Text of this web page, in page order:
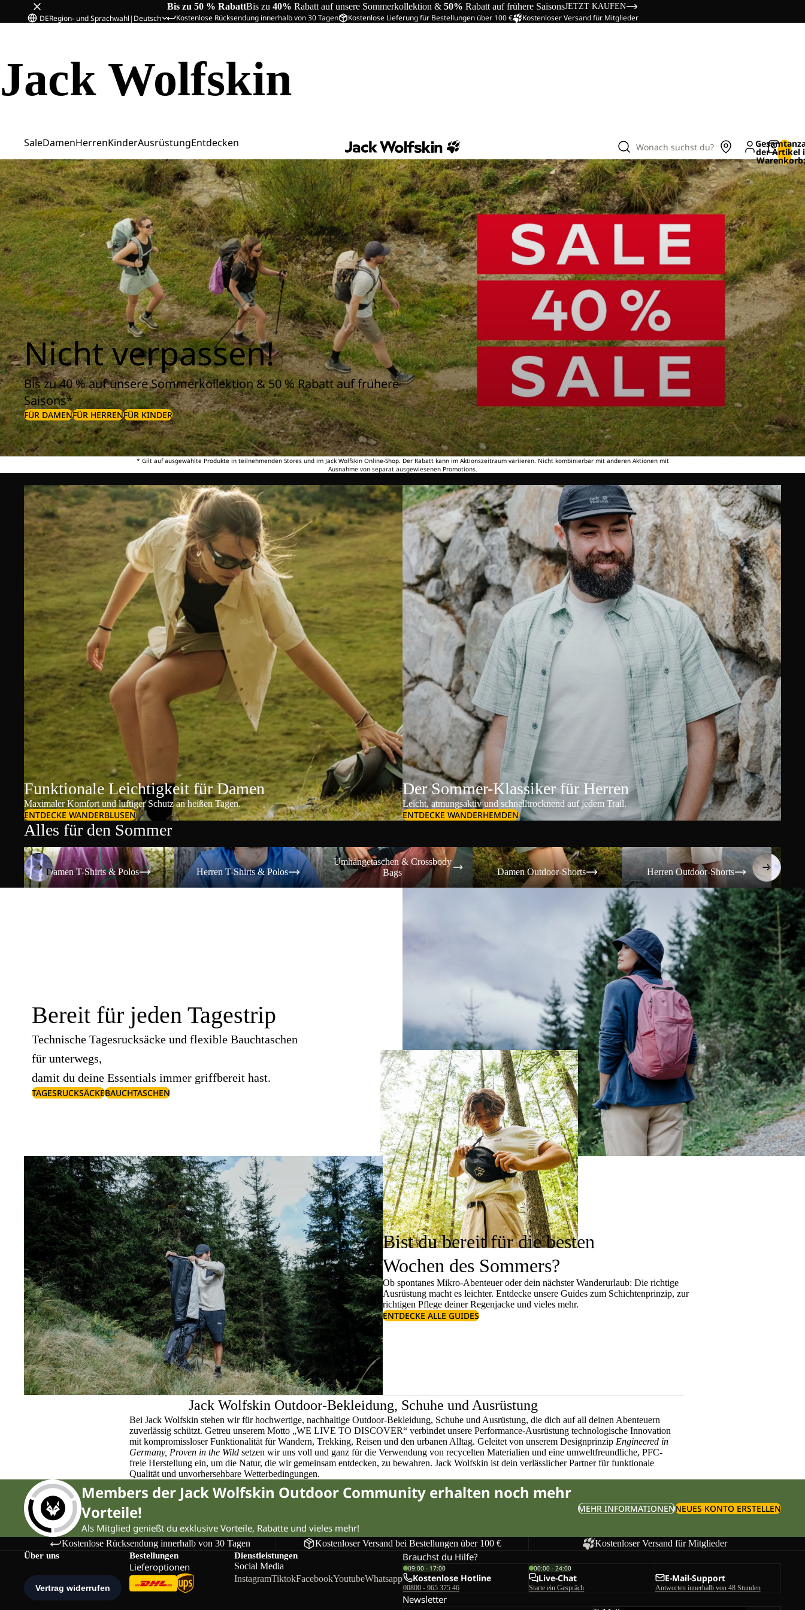
Bis zu 50 % RabattBis zu 40% Rabatt auf unsere Sommerkollektion & 50% Rabatt auf frühere SaisonsJETZT KAUFEN
Kostenlose Rücksendung innerhalb von 30 Tagen Kostenlose Lieferung für Bestellungen über 100 € Kostenloser Versand für Mitglieder
DERegion- und Sprachwahl| Deutsch
Jack Wolfskin
SaleDamenHerrenKinderAusrüstungEntdecken Wonach suchst du? der Artikel
Nicht verpassen!
Bis zu 40 % auf unsere Sommerkollektion & 50 % Rabatt auf frühere
Saisons*
FÜR DAMENFÜR HERRENFÜR KINDER
* Gilt auf ausgewählte Produkte in teilnehmenden Stores und im Jack Wolfskin Online-Shop. Der Rabatt kann im Aktionszeitraum variieren. Nicht kombinierbar mit anderen Aktionen mit
Ausnahme von separat ausgewiesenen Promotions.
Funktionale Leichtigkeit für Damen
Maximaler Komfort und luftiger Schutz an heißen Tagen.
ENTDECKE WANDERBLUSEN
Der Sommer-Klassiker für Herren
Leicht, atmungsaktiv und schnelltrocknend auf jedem Trail.
ENTDECKE WANDERHEMDEN
Alles für den Sommer
Damen T-Shirts & Polos
Damen T-Shirts & Polos
Herren T-Shirts & Polos
Herren T-Shirts & Polos
Umhängetaschen & Crossbody Bags
Umhängetaschen & Crossbody
Bags
Damen Outdoor-Shorts
Damen Outdoor-Shorts
Herren Outdoor-Shorts
Herren Outdoor-Shorts
Damen
Bereit für jeden Tagestrip
Technische Tagesrucksäcke und flexible Bauchtaschen
für unterwegs,
damit du deine Essentials immer griffbereit hast.
TAGESRUCKSÄCKEBAUCHTASCHEN
Bist du bereit für die besten
Wochen des Sommers?
Ob spontanes Mikro-Abenteuer oder dein nächster Wanderurlaub: Die richtige
Ausrüstung macht es leichter. Entdecke unsere Guides zum Schichtenprinzip, zur
richtigen Pflege deiner Regenjackeund vieles mehr.
ENTDECKE ALLE GUIDES
Jack Wolfskin Outdoor-Bekleidung, Schuhe und Ausrüstung
Bei Jack Wolfskin stehen wir für hochwertige, nachhaltige Outdoor-Bekleidung, Schuhe und Ausrüstung, die dich auf all deinen Abenteuern
zuverlässig schützt. Getreu unserem Motto „WE LIVE TO DISCOVER“ verbindet unsere Performance-Ausrüstung technologische Innovation
mit kompromissloser Funktionalität für Wandern, Trekking, Reisen und den urbanen Alltag. Geleitet von unserem Designprinzip Engineered in
Germany, Proven in the Wild setzen wir uns voll und ganz für die Verwendung von recycelten Materialien und eine umweltfreundliche, PFC-
freie Herstellung ein, um die Natur, die wir gemeinsam entdecken, zu bewahren. Jack Wolfskin ist dein verlässlicher Partner für funktionale
Qualität und unvorhersehbare Wetterbedingungen.
Members der Jack Wolfskin Outdoor Community erhalten noch mehr
Vorteile!
Als Mitglied genießt du exklusive Vorteile, Rabatte und vieles mehr!
MEHR INFORMATIONENNEUES KONTO ERSTELLEN
Kostenlose Rücksendung innerhalb von 30 Tagen Kostenloser Versand bei Bestellungen über 100 € Kostenloser Versand für Mitglieder
Über uns Bestellungen
Lieferoptionen
Dienstleistungen
Social Media
InstagramTiktokFacebookYoutubeWhatsapp
Brauchst du Hilfe?
09:00 - 17:00
Kostenlose Hotline
00800 - 965 375 46
00:00 - 24:00
Live-Chat
Starte ein Gespräch
E-Mail-Support
Antworten innerhalb von 48 Stunden
Newsletter